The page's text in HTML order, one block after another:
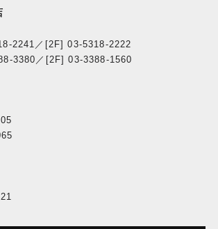
2241／[2F] 03-5318-2222
3380／[2F] 03-3388-1560